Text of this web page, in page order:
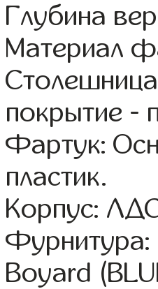
Глубина
Материал
покрытие -
Фартук:
пластик.
Корпус:
Фурнитура:
Boyard